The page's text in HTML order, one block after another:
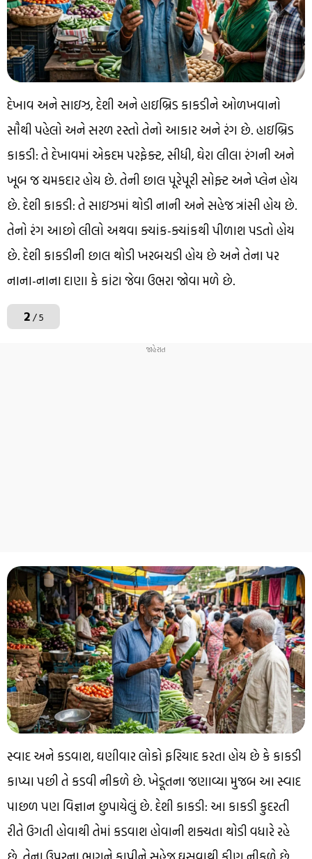
દેખાવ અને સાઇઝ, દેશી અને હાઇબ્રિડ કાકડીને ઓળખવાનો
સૌથી પહેલો અને સરળ રસ્તો તેનો આકાર અને રંગ છે. હાઇબ્રિડ
કાકડી: તે દેખાવમાં એકદમ પરફેક્ટ, સીધી, ઘેરા લીલા રંગની અને
ખૂબ જ ચમકદાર હોય છે. તેની છાલ પૂરેપૂરી સોફ્ટ અને પ્લેન હોય
છે. દેશી કાકડી: તે સાઇઝમાં થોડી નાની અને સહેજ ત્રાંસી હોય છે.
તેનો રંગ આછો લીલો અથવા ક્યાંક-ક્યાંકથી પીળાશ પડતો હોય
છે. દેશી કાકડીની છાલ થોડી ખરબચડી હોય છે અને તેના પર
નાના-નાના દાણા કે કાંટા જેવા ઉભરા જોવા મળે છે.
2/ 5
સ્વાદ અને કડવાશ, ઘણીવાર લોકો ફરિયાદ કરતા હોય છે કે કાકડી
કાપ્યા પછી તે કડવી નીકળે છે. ખેડૂતના જણાવ્યા મુજબ આ સ્વાદ
પાછળ પણ વિજ્ઞાન છુપાયેલું છે. દેશી કાકડી: આ કાકડી કુદરતી
રીતે ઉગતી હોવાથી તેમાં કડવાશ હોવાની શક્યતા થોડી વધારે રહે